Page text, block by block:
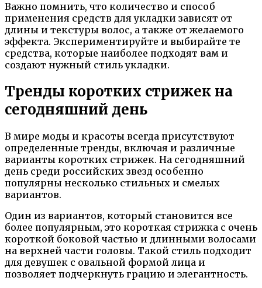
Важно помнить, что количество и способ
применения средств для укладки зависят от
длины и текстуры волос, а также от желаемого
эффекта. Экспериментируйте и выбирайте те
средства, которые наиболее подходят вам и
создают нужный стиль укладки.
Тренды коротких стрижек на
сегодняшний день
В мире моды и красоты всегда присутствуют
определенные тренды, включая и различные
варианты коротких стрижек. На сегодняшний
день среди российских звезд особенно
популярны несколько стильных и смелых
вариантов.
Один из вариантов, который становится все
более популярным, это короткая стрижка с очень
короткой боковой частью и длинными волосами
на верхней части головы. Такой стиль подходит
для девушек с овальной формой лица и
позволяет подчеркнуть грацию и элегантность.